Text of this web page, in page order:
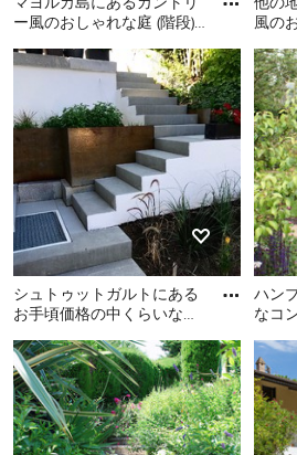
ー風のおしゃれな庭 (階段)
マヨルカ島にあるカントリ
ー風のおしゃれな庭 (階段)
の写真
風の
真
他の
風の
リー
シュトゥットガルトにある
お手頃価格の中くらいな地
庭 (階段、傾斜地、コンク
リ
シュトゥットガルトにある
お手頃価格の中くらいな地
中海スタイルのおしゃれな
庭 (階段、傾斜地、コンクリ
ート敷き ) の写真
ハン
なコ
写真
ハン
なコ
ルの
写真